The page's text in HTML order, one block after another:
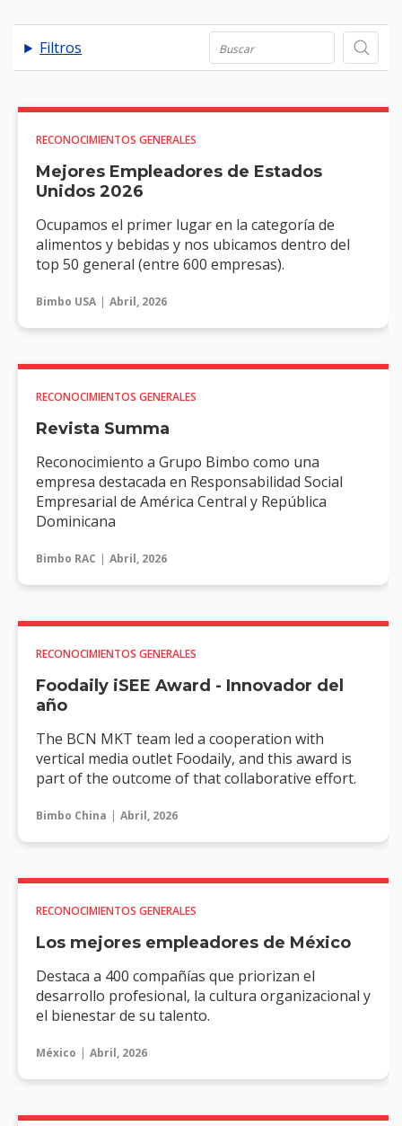
Filtros
RECONOCIMIENTOS GENERALES
Mejores Empleadores de Estados
Unidos 2026
Ocupamos el primer lugar en la categoría de
alimentos y bebidas y nos ubicamos dentro del
top 50 general (entre 600 empresas).
Bimbo USA Abril, 2026
RECONOCIMIENTOS GENERALES
Revista Summa
Reconocimiento a Grupo Bimbo como una
empresa destacada en Responsabilidad Social
Empresarial de América Central y República
Dominicana
Bimbo RAC Abril, 2026
RECONOCIMIENTOS GENERALES
Foodaily iSEE Award - Innovador del
año
The BCN MKT team led a cooperation with
vertical media outlet Foodaily, and this award is
part of the outcome of that collaborative effort.
Bimbo China Abril, 2026
RECONOCIMIENTOS GENERALES
Los mejores empleadores de México
Destaca a 400 compañías que priorizan el
desarrollo profesional, la cultura organizacional y
el bienestar de su talento.
México Abril, 2026